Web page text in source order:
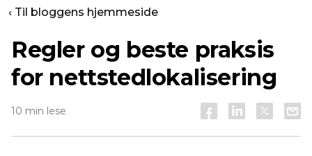
‹ Til bloggens hjemmeside
Regler og beste praksis
for nettstedlokalisering
10 min lese